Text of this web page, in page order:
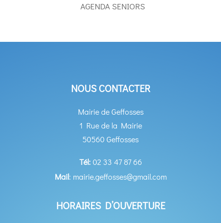
AGENDA SENIORS
NOUS CONTACTER
Mairie de Geffosses
1 Rue de la Mairie
50560 Geffosses
Tél:02 33 47 87 66
Mail: mairie.geffosses@gmail.com
HORAIRES D’OUVERTURE